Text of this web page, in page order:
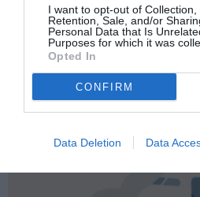
I want to opt-out of Collection,
Retention, Sale, and/or
Personal Data that Is
Purposes for which it was
Opted In
CONFIRM
Data Deletion Data
Articolo seguente
IMMIGRAZIONE: UE,
IMPIEGA CLANDESTINI
TI POTREBBERO